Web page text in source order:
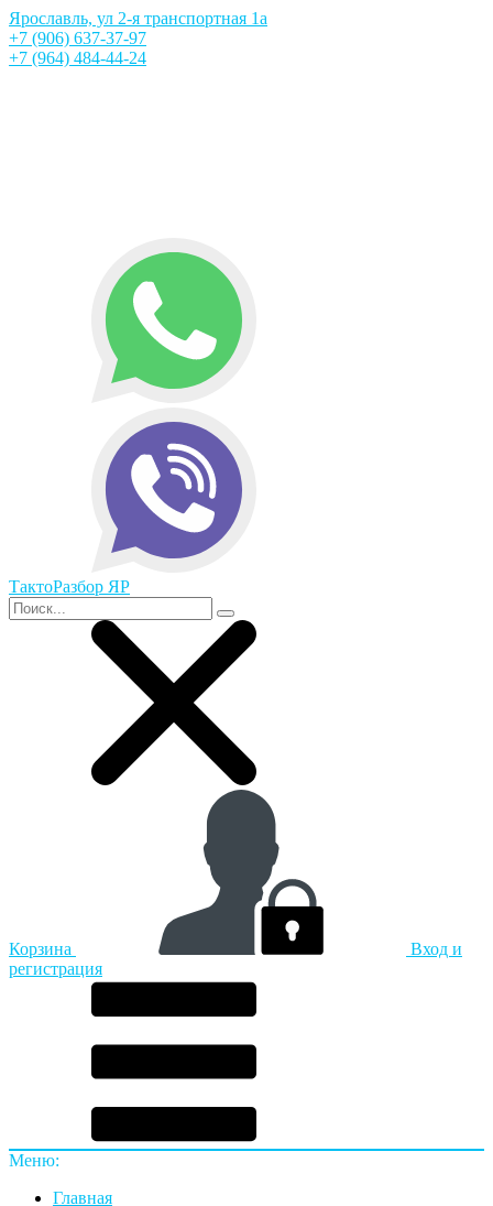
Ярославль, ул 2-я транспортная 1а
+7 (906) 637-37-97
+7 (964) 484-44-24
ТактоРазбор ЯР
Корзина
Вход и
регистрация
Меню:
Главная